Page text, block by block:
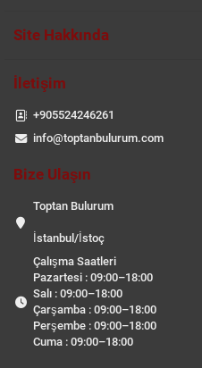
Site Hakkında
İletişim
+905524246261
info@toptanbulurum.com
Bize Ulaşın
Toptan Bulurum
İstanbul/İstoç
Çalışma Saatleri
Pazartesi : 09:00–18:00
Salı : 09:00–18:00
Çarşamba : 09:00–18:00
Perşembe : 09:00–18:00
Cuma : 09:00–18:00